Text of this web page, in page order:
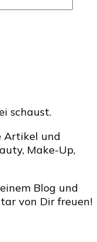
schaust.
Artikel und
Make-Up,
Blog und
von Dir freuen!